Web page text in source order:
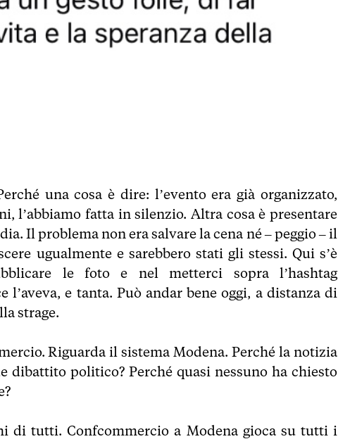
una cosa è dire: l’evento era già organizzato,
l’abbiamo fatta in silenzio. Altra cosa è presentare
Il problema non era salvare la cena né – peggio – il
ugualmente e sarebbero stati gli stessi. Qui s’è
le foto e nel metterci sopra l’hashtag
e tanta. Può andar bene oggi, a distanza di
strage.
Riguarda il sistema Modena. Perché la notizia
dibattito politico? Perché quasi nessuno ha chiesto
di tutti. Confcommercio a Modena gioca su tutti i